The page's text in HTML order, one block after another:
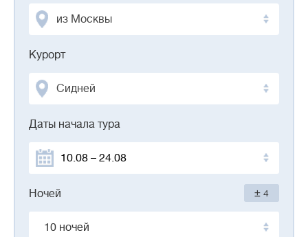
из Москвы
Курорт
Сидней
Даты начала тура
Ночей ± 4
10 ночей